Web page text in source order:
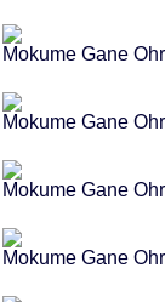
Mokume Gane
Mokume Gane
Mokume Gane
Mokume Gane